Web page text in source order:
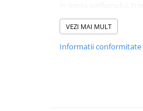
Ingrijire Copii
feminină. Aroma
un simbol al iubirii și
buchet floral sofisticat
rafinată și sofisticată
VEZI MAI MULT
Informatii